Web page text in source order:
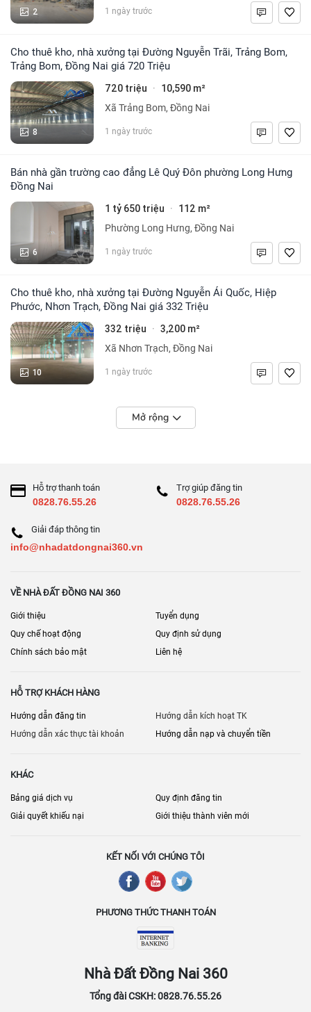
2 1 ngày trước
Cho thuê kho, nhà xưởng tại Đường Nguyễn Trãi, Trảng Bom,
Trảng Bom, Đồng Nai giá 720 Triệu
8
720 triệu · 10,590 m²
Xã Trảng Bom, Đồng Nai
1 ngày trước
Bán nhà gần trường cao đẳng Lê Quý Đôn phường Long Hưng
Đồng Nai
6
1 tỷ 650 triệu · 112 m²
Phường Long Hưng, Đồng Nai
1 ngày trước
Cho thuê kho, nhà xưởng tại Đường Nguyễn Ái Quốc, Hiệp
Phước, Nhơn Trạch, Đồng Nai giá 332 Triệu
10
332 triệu · 3,200 m²
Xã Nhơn Trạch, Đồng Nai
1 ngày trước
Mở rộng
Hỗ trợ thanh toán
0828.76.55.26
Trợ giúp đăng tin
0828.76.55.26
Giải đáp thông tin
info@nhadatdongnai360.vn
VỀ NHÀ ĐẤT ĐỒNG NAI 360
Giới thiệu
Tuyển dụng
Quy chế hoạt động
Quy định sử dụng
Chính sách bảo mật
Liên hệ
HỖ TRỢ KHÁCH HÀNG
Hướng dẫn đăng tin
Hướng dẫn kích hoạt TK
Hướng dẫn xác thực tài khoản
Hướng dẫn nạp và chuyển tiền
KHÁC
Bảng giá dịch vụ
Quy định đăng tin
Giải quyết khiếu nại
Giới thiệu thành viên mới
KẾT NỐI VỚI CHÚNG TÔI
PHƯƠNG THỨC THANH TOÁN
Nhà Đất Đồng Nai 360
Tổng đài CSKH: 0828.76.55.26